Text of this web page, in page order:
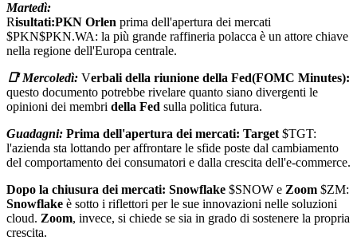
Martedì:
Risultati:PKN Orlen prima dell'apertura dei mercati
$PKN$PKN.WA: la più grande raffineria polacca è un attore chiave
nella regione dell'Europa centrale.
📑 Mercoledì: Verbali della riunione della Fed(FOMC Minutes):
questo documento potrebbe rivelare quanto siano divergenti le
opinioni dei membri della Fed sulla politica futura.
Guadagni: Prima dell'apertura dei mercati: Target $TGT:
l'azienda sta lottando per affrontare le sfide poste dal cambiamento
del comportamento dei consumatori e dalla crescita dell'e-commerce.
Dopo la chiusura dei mercati: Snowflake $SNOW e Zoom $ZM:
Snowflake è sotto i riflettori per le sue innovazioni nelle soluzioni
cloud. Zoom, invece, si chiede se sia in grado di sostenere la propria
crescita.